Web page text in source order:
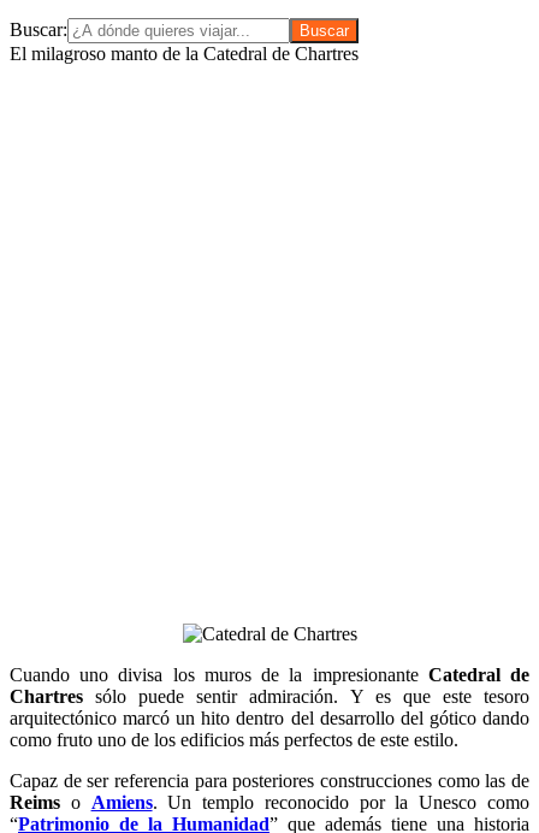
Buscar:
El milagroso manto de la Catedral de Chartres
Cuando uno divisa los muros de la impresionante Catedral de
Chartres sólo puede sentir admiración. Y es que este tesoro
arquitectónico marcó un hito dentro del desarrollo del gótico dando
como fruto uno de los edificios más perfectos de este estilo.
Capaz de ser referencia para posteriores construcciones como las de
Reims o Amiens. Un templo reconocido por la Unesco como
“Patrimonio de la Humanidad” que además tiene una historia